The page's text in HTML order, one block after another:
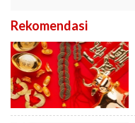
Rekomendasi